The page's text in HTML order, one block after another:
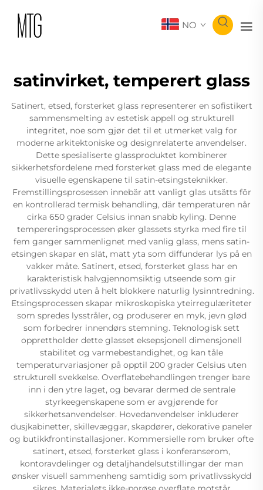
NO
satinvirket, temperert glass
Satinert, etsed, forsterket glass representerer en sofistikert
sammensmelting av estetisk appell og strukturell
integritet, noe som gjør det til et utmerket valg for
moderne arkitektoniske og designrelaterte anvendelser.
Dette spesialiserte glassproduktet kombinerer
sikkerhetsfordelene med forsterket glass med de elegante
visuelle egenskapene til satin-etsingsteknikker.
Fremstillingsprosessen innebär att vanligt glas utsätts för
en kontrollerad termisk behandling, där temperaturen når
cirka 650 grader Celsius innan snabb kyling. Denne
tempereringsprocessen øker glassets styrka med fire til
fem ganger sammenlignet med vanlig glass, mens satin-
etsingen skapar en slät, matt yta som diffunderar lys på en
vakker måte. Satinert, etsed, forsterket glass har en
karakteristisk halvgjennomsiktig utseende som gir
privatlivsskydd uten å helt blokkere naturlig lysinntredning.
Etsingsprocessen skapar mikroskopiska yteirregulæriteter
som spredes lysstråler, og produserer en myk, jevn glød
som forbedrer innendørs stemning. Teknologisk sett
opprettholder dette glasset eksepsjonell dimensjonell
stabilitet og varmebestandighet, og kan tåle
temperaturvariasjoner på opptil 200 grader Celsius uten
strukturell svekkelse. Overflatebehandlingen trenger bare
inn i den ytre laget, og bevarar dermed de sentrale
styrkeegenskapene som er avgjørende for
sikkerhetsanvendelser. Hovedanvendelser inkluderer
dusjkabinetter, skillevæggar, skapdører, dekorative paneler
og butikkfrontinstallasjoner. Kommersielle rom bruker ofte
satinert, etsed, forsterket glass i konferanserom,
kontoravdelinger og detaljhandelsutstillingar der man
ønsker visuell sammenheng samtidig som privatlivsskydd